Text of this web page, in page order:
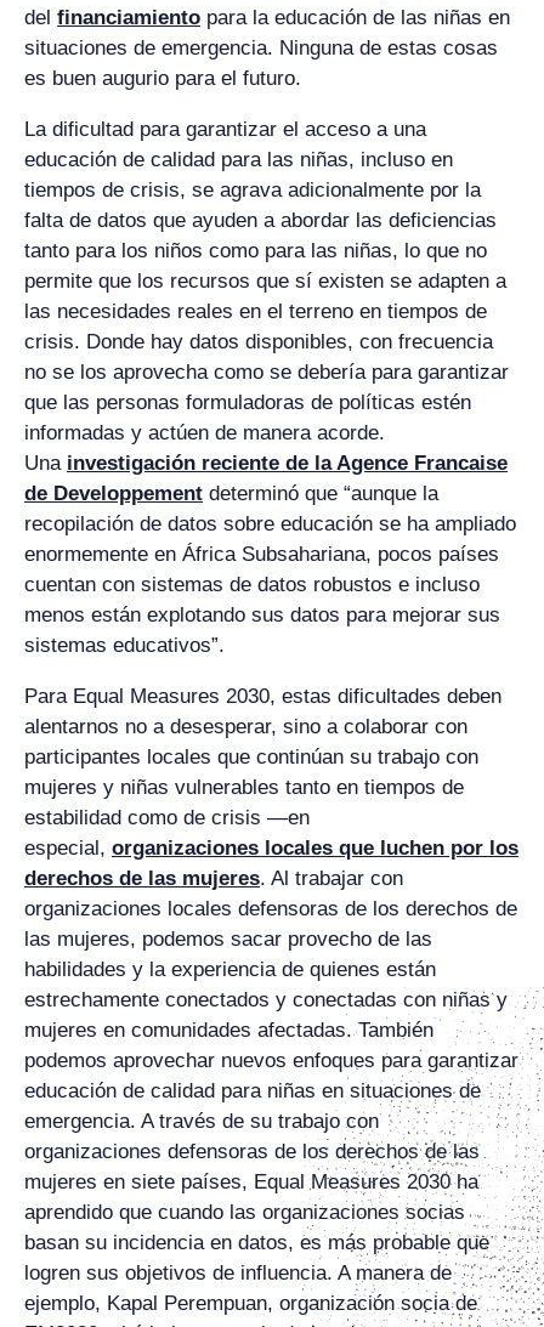
del financiamiento para la educación de las niñas en
situaciones de emergencia. Ninguna de estas cosas
es buen augurio para el futuro.
La dificultad para garantizar el acceso a una
educación de calidad para las niñas, incluso en
tiempos de crisis, se agrava adicionalmente por la
falta de datos que ayuden a abordar las deficiencias
tanto para los niños como para las niñas, lo que no
permite que los recursos que sí existen se adapten a
las necesidades reales en el terreno en tiempos de
crisis. Donde hay datos disponibles, con frecuencia
no se los aprovecha como se debería para garantizar
que las personas formuladoras de políticas estén
informadas y actúen de manera acorde.
Una investigación reciente de la Agence Francaise
de Developpement determinó que “aunque la
recopilación de datos sobre educación se ha ampliado
enormemente en África Subsahariana, pocos países
cuentan con sistemas de datos robustos e incluso
menos están explotando sus datos para mejorar sus
sistemas educativos”.
Para Equal Measures 2030, estas dificultades deben
alentarnos no a desesperar, sino a colaborar con
participantes locales que continúan su trabajo con
mujeres y niñas vulnerables tanto en tiempos de
estabilidad como de crisis —en
especial, organizaciones locales que luchen por los
derechos de las mujeres. Al trabajar con
organizaciones locales defensoras de los derechos de
las mujeres, podemos sacar provecho de las
habilidades y la experiencia de quienes están
estrechamente conectados y conectadas con niñas y
mujeres en comunidades afectadas. También
podemos aprovechar nuevos enfoques para garantizar
educación de calidad para niñas en situaciones de
emergencia. A través de su trabajo con
organizaciones defensoras de los derechos de las
mujeres en siete países, Equal Measures 2030 ha
aprendido que cuando las organizaciones socias
basan su incidencia en datos, es más probable que
logren sus objetivos de influencia. A manera de
ejemplo, Kapal Perempuan, organización socia de